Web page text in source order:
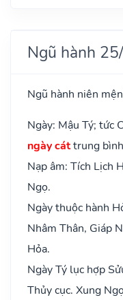
Ngũ hành
Ngũ hành niên
Ngày: Mậu Tý; tức
ngày cáttrung
Nạp âm: Tích Lịch
Ngọ.
Ngày thuộc hành
Nhâm Thân, Giáp
Hỏa.
Ngày Tý lục hợp
Thủy cục. Xung